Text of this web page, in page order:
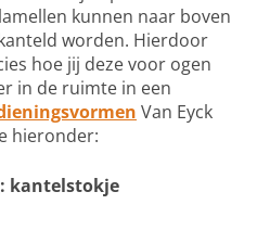
kunnen naar boven
worden. Hierdoor
hoe jij deze voor ogen
in de ruimte in een
Van Eyck
hieronder:
kantelstokje